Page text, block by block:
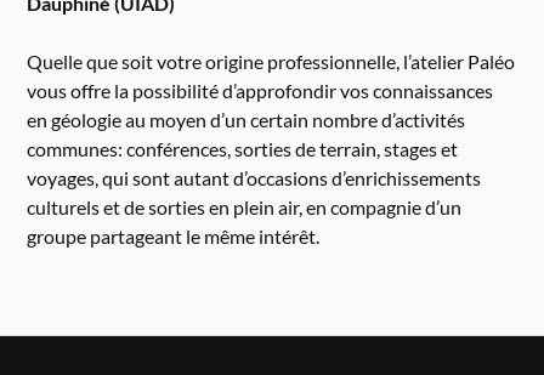
Quelle que soit votre origine professionnelle, l’atelier Paléo
vous offre la possibilité d’approfondir vos connaissances
en géologie au moyen d’un certain nombre d’activités
communes: conférences, sorties de terrain, stages et
voyages, qui sont autant d’occasions d’enrichissements
culturels et de sorties en plein air, en compagnie d’un
groupe partageant le même intérêt.